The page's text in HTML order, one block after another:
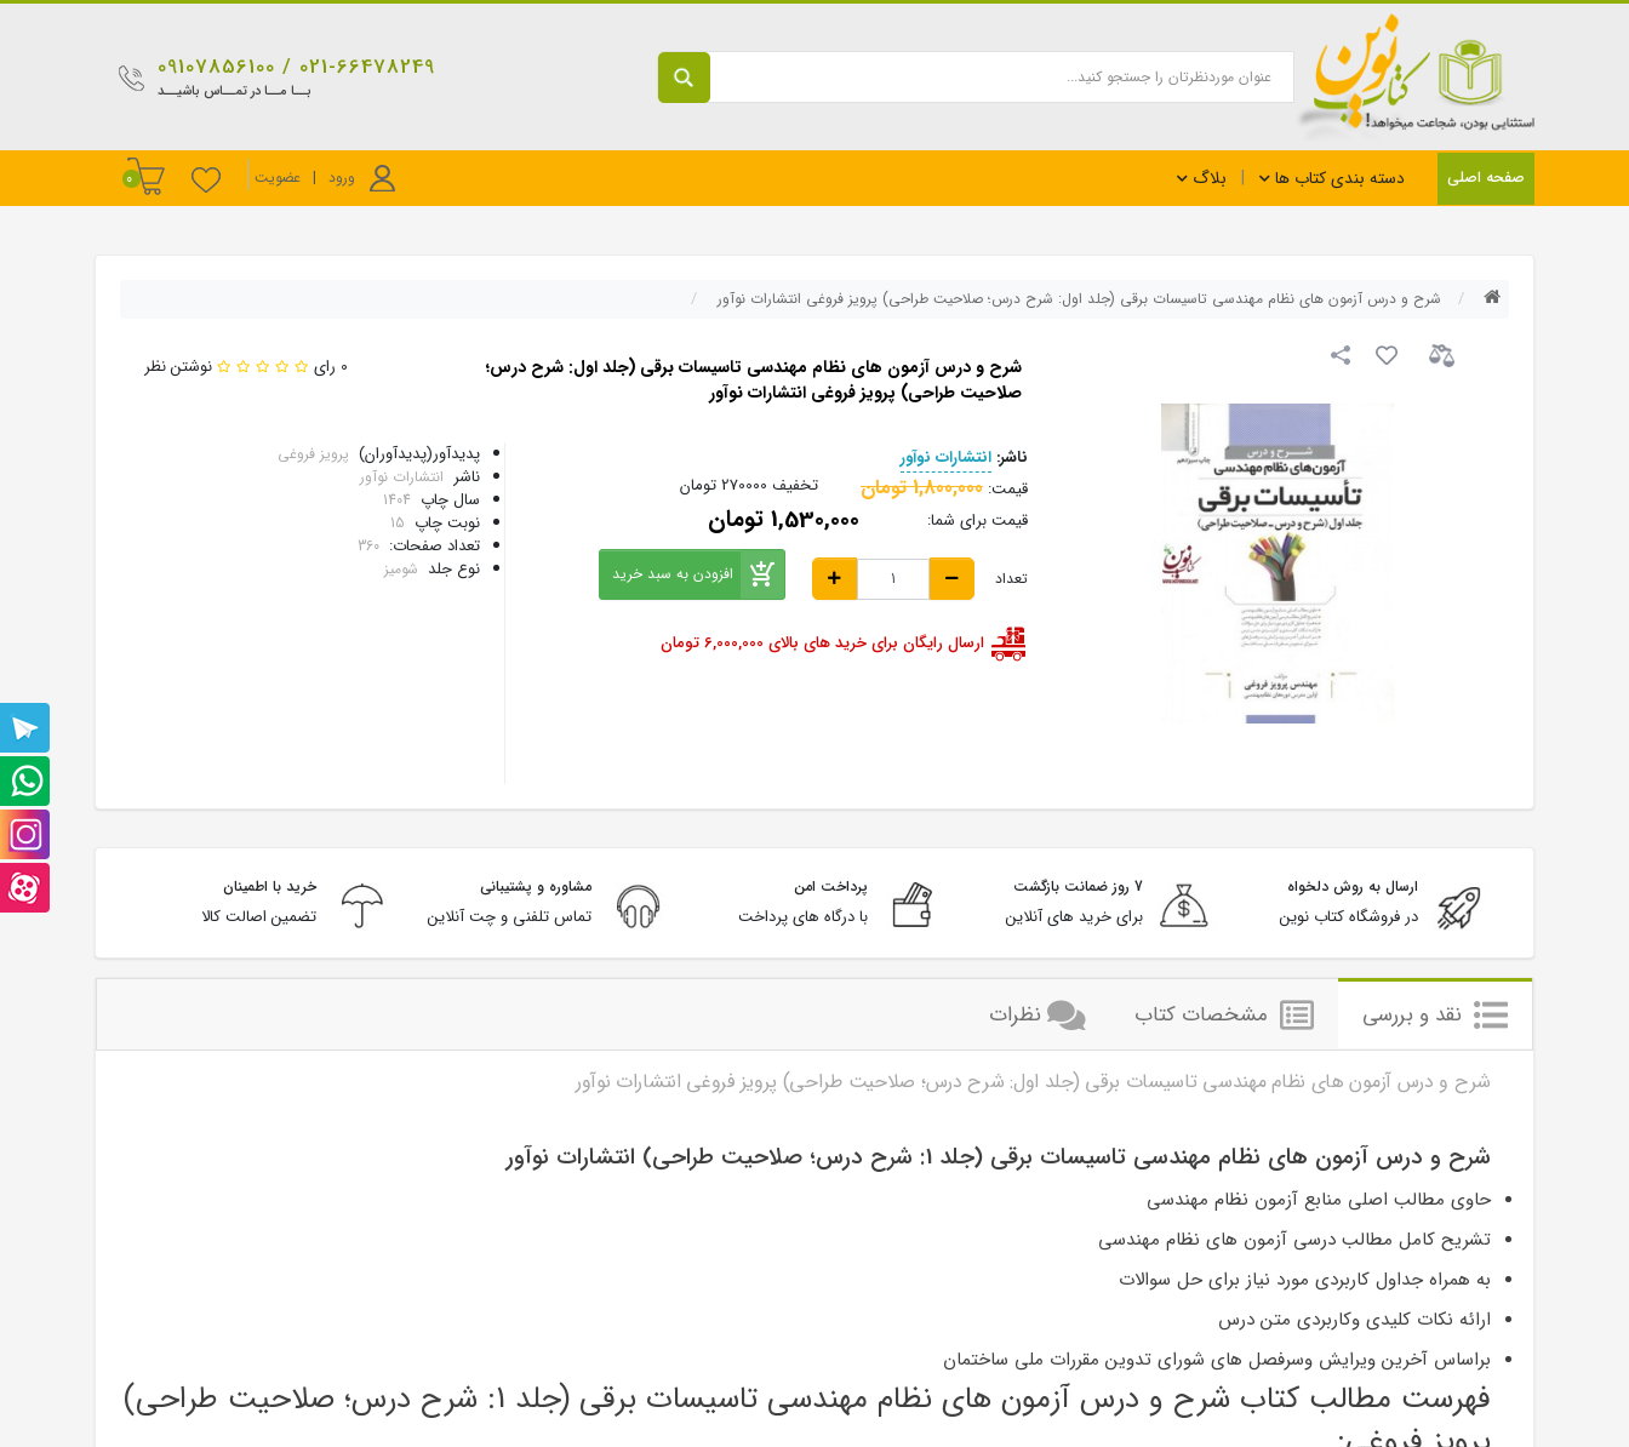
021-66478249 / 09107856100
بــا مــا در تمــاس باشیــد
صفحه اصلی دسته بندی کتاب ها بلاگ ورود | عضویت 0
شرح و درس آزمون های نظام مهندسی تاسیسات برقی (جلد اول: شرح درس؛ صلاحیت طراحی) پرویز فروغی انتشارات نوآور
شرح و درس آزمون های نظام مهندسی تاسیسات برقی (جلد اول: شرح درس؛
صلاحیت طراحی) پرویز فروغی انتشارات نوآور
0 رای نوشتن نظر
ناشر: انتشارات نوآور
قیمت: 1,800,000 تومان تخفیف 270000 تومان
قیمت برای شما:
1,530,000 تومان
تعداد افزودن به سبد خرید
ارسال رایگان برای خرید های بالای 6,000,000 تومان
پدیدآور(پدیدآوران) پرویز فروغی
ناشر انتشارات نوآور
سال چاپ 1404
نوبت چاپ 15
تعداد صفحات: 360
نوع جلد شومیز
ارسال به روش دلخواه
در فروشگاه کتاب نوین
7 روز ضمانت بازگشت
برای خرید های آنلاین
پرداخت امن
با درگاه های پرداخت
مشاوره و پشتیبانی
تماس تلفنی و چت آنلاین
خرید با اطمینان
تضمین اصالت کالا
نقد و بررسی مشخصات کتاب نظرات
شرح و درس آزمون های نظام مهندسی تاسیسات برقی (جلد اول: شرح درس؛ صلاحیت طراحی) پرویز فروغی انتشارات نوآور
شرح و درس آزمون های نظام مهندسی تاسیسات برقی (جلد 1: شرح درس؛ صلاحیت طراحی) انتشارات نوآور
حاوی مطالب اصلی منابع آزمون نظام مهندسی
تشریح کامل مطالب درسی آزمون های نظام مهندسی
به همراه جداول کاربردی مورد نیاز برای حل سوالات
ارائه نکات کلیدی وکاربردی متن درس
براساس آخرین ویرایش وسرفصل های شورای تدوین مقررات ملی ساختمان
فهرست مطالب کتاب
شرح و درس آزمون های نظام مهندسی تاسیسات برقی (جلد 1: شرح درس؛ صلاحیت طراحی)
پشتیبانی
تلگرام
پشتیبانی
واتس
آپ
صفحه
اینستاگرام
صفحه